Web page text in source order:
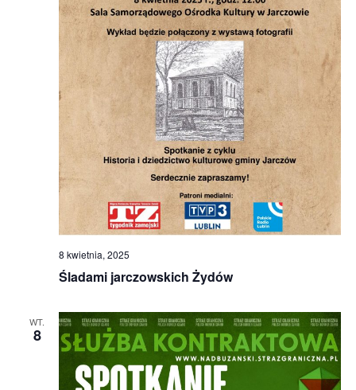
Śladami jarczowskich Żydów
8 kwietnia, 2025
WT.
8